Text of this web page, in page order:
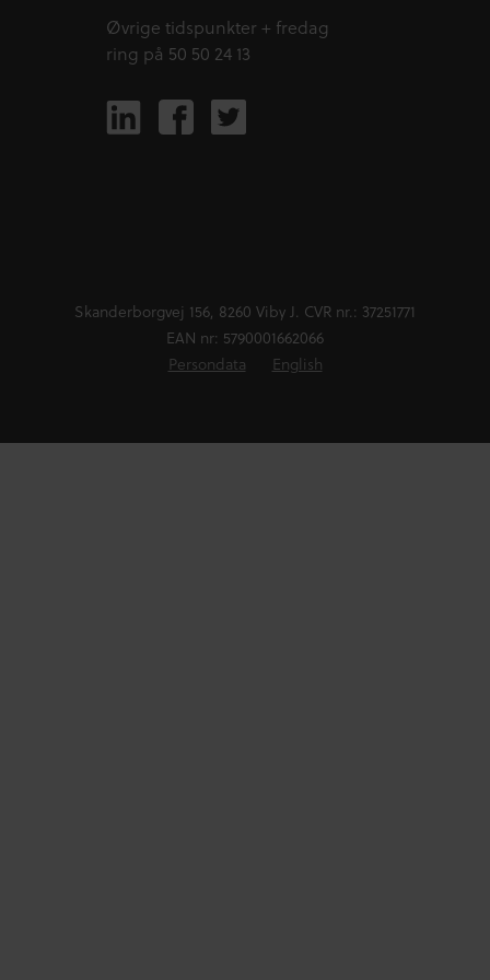
Øvrige tidspunkter + fredag
ring på 50 50 24 13
Skanderborgvej 156, 8260 Viby J. CVR nr.: 37251771
EAN nr: 5790001662066
Persondata
English